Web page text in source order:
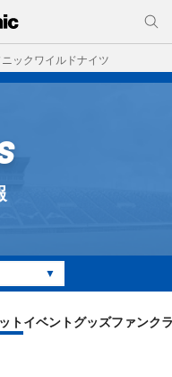
ックワイルドナイツ
▼
トイベントグッズファンク